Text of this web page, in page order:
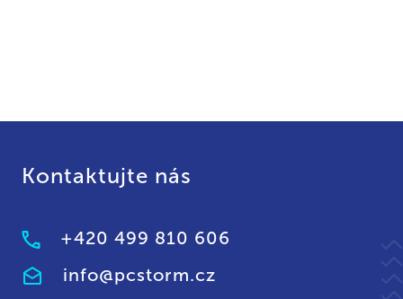
Kontaktujte nás
+420 499 810 606
info@pcstorm.cz